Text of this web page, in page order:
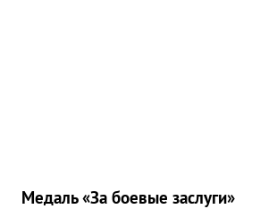
Медаль «За боевые заслуги»